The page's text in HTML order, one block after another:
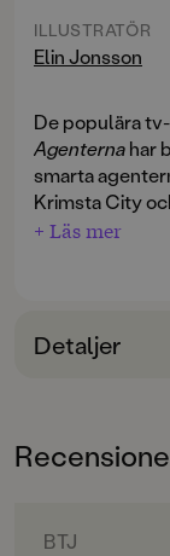
ILLUSTRATÖR
Elin Jonsson
De populära
Agenternahar
smarta
Krimsta City
Billie, Sima
+ Läs mer
Detaljer
6-9
Svenska
BTJ